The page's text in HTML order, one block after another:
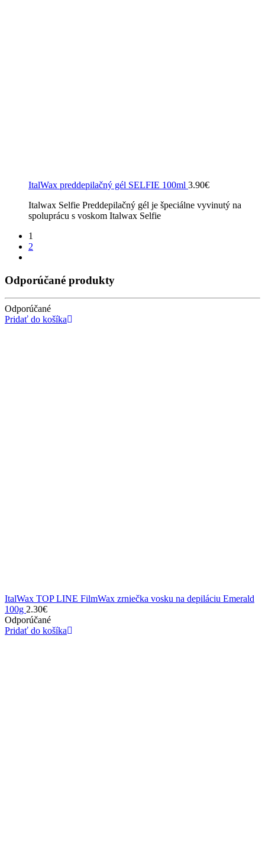
ItalWax preddepilačný gél SELFIE 100ml 3.90€
Italwax Selfie Preddepilačný gél je špeciálne vyvinutý na
spoluprácu s voskom Italwax Selfie
1
2
Odporúčané produkty
Odporúčané
Pridať do košíka
ItalWax TOP LINE FilmWax zrniečka vosku na depiláciu Emerald
100g 2.30€
Odporúčané
Pridať do košíka